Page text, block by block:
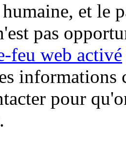
et le
pas
feu web activé
informations
pour